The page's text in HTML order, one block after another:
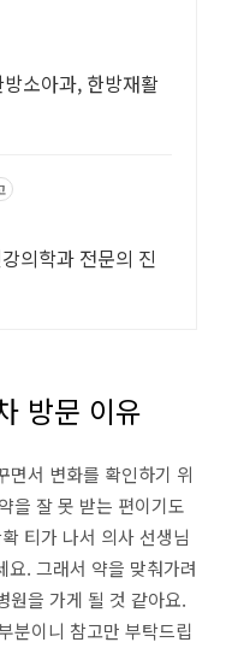
소아과, 한방재활
의학과 전문의 진
방문 이유
서 변화를 확인하기 위
을 잘 못 받는 편이기도
티가 나서 의사 선생님
요. 그래서 약을 맞춰가려
원을 가게 될 것 같아요.
분이니 참고만 부탁드립